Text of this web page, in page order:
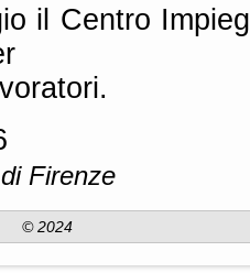
il Centro
Firenze
© 2024